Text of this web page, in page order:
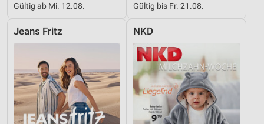
Gültig ab Mi. 12.08. Gültig bis Fr. 21.08.
Jeans Fritz NKD